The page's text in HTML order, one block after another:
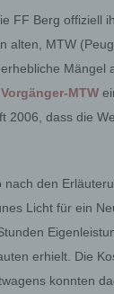
FF Berg offiziell
alten, MTW
Mängel
Vorgänger-MTW
2006, dass die
nach den
Licht für ein
erhielt. Die
konnten